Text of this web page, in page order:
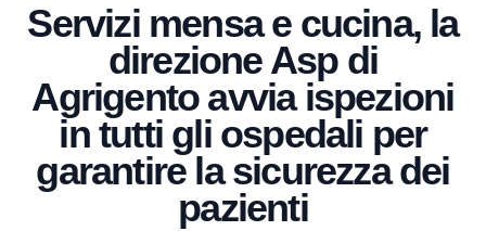
Servizi mensa e cucina, la
direzione Asp di
Agrigento avvia ispezioni
in tutti gli ospedali per
garantire la sicurezza dei
pazienti